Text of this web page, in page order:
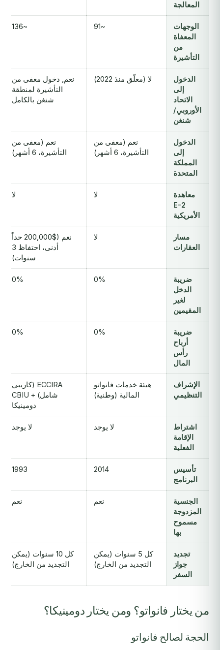
المعالجة
الوجهات
المعفاة
من
التأشيرة
~91
~136
الدخول
إلى
الاتحاد
الأوروبي/
شنغن
لا (معلّق منذ 2022)
نعم, دخول معفى من
التأشيرة لمنطقة
شنغن بالكامل
الدخول
إلى
المملكة
المتحدة
نعم (معفى من
التأشيرة، 6 أشهر)
نعم (معفى من
التأشيرة، 6 أشهر)
معاهدة
E-2
الأمريكية
لا لا
مسار
العقارات
لا
نعم ($200,000 حداً
أدنى، احتفاظ 3
سنوات)
ضريبة
الدخل
لغير
المقيمين
0%
0%
ضريبة
أرباح
رأس
المال
0%
0%
الإشراف
التنظيمي
هيئة خدمات فانواتو
المالية (وطنية)
ECCIRA (كاريبي
شامل) + CBIU
دومينيكا
اشتراط
الإقامة
الفعلية
لا يوجد لا يوجد
تأسيس
البرنامج
2014
1993
الجنسية
المزدوجة
مسموح
بها
نعم نعم
تجديد
جواز
السفر
كل 5 سنوات (يمكن
التجديد من الخارج)
كل 10 سنوات (يمكن
التجديد من الخارج)
من يختار فانواتو؟ ومن يختار دومينيكا؟
الحجة لصالح فانواتو